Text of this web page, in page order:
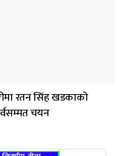
रतन सिंह खडकाको
चयन